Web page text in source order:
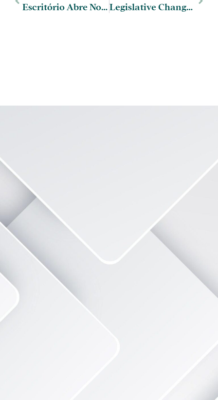
Escritório Abre Novas Sedes Em Lisboa E No Porto Legislative Changes In Portuguese Immigration And Nationality Law And Current Judicial Delays